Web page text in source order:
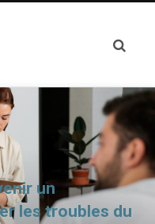
un
les troubles du